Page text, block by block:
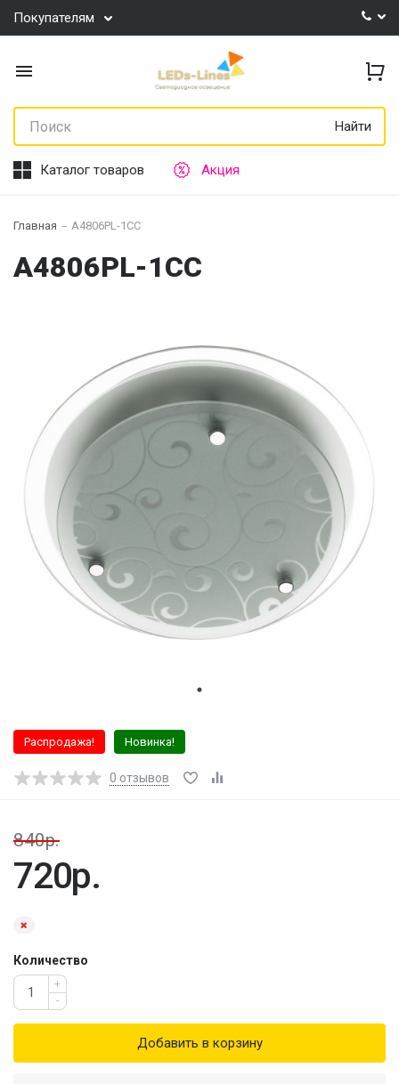
Покупателям
Найти
Каталог товаров Акция
Главная A4806PL-1CC
A4806PL-1CC
Распродажа! Новинка!
0 отзывов
840р.
720р.
Количество
+
-
Добавить в корзину